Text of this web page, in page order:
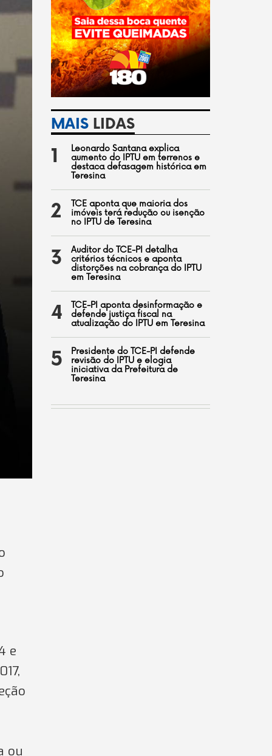
e
ou
MAISLIDAS
1
Leonardo Santana explica
aumento do IPTU em terrenos e
destaca defasagem histórica em
Teresina
2
TCE aponta que maioria dos
imóveis terá redução ou isenção
no IPTU de Teresina
3
Auditor do TCE-PI detalha
critérios técnicos e aponta
distorções na cobrança do IPTU
em Teresina
4
TCE-PI aponta desinformação e
defende justiça fiscal na
atualização do IPTU em Teresina
5
Presidente do TCE-PI defende
revisão do IPTU e elogia
iniciativa da Prefeitura de
Teresina